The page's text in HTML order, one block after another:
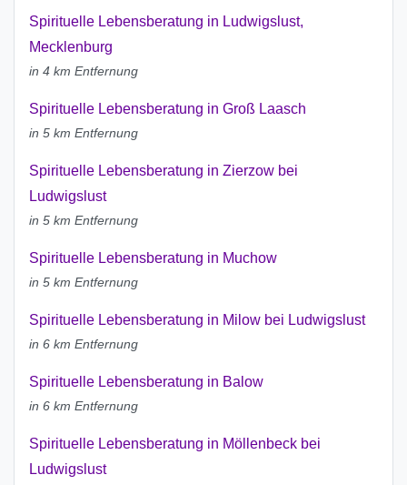
Spirituelle Lebensberatung in Ludwigslust,
Mecklenburg
in 4 km Entfernung
Spirituelle Lebensberatung in Groß Laasch
in 5 km Entfernung
Spirituelle Lebensberatung in Zierzow bei
Ludwigslust
in 5 km Entfernung
Spirituelle Lebensberatung in Muchow
in 5 km Entfernung
Spirituelle Lebensberatung in Milow bei Ludwigslust
in 6 km Entfernung
Spirituelle Lebensberatung in Balow
in 6 km Entfernung
Spirituelle Lebensberatung in Möllenbeck bei
Ludwigslust